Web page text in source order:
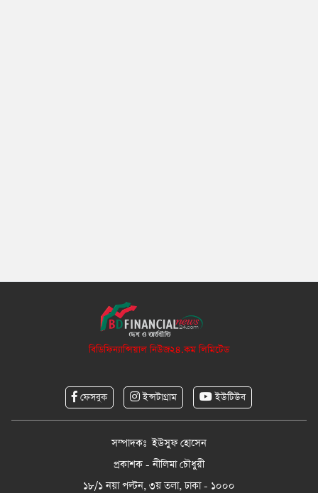
বিডিফিন্যান্সিয়াল নিউজ২৪.কম লিমিটেড
ফেসবুক ইন্সটাগ্রাম ইউটিউব
সম্পাদকঃ ইউসুফ হোসেন
প্রকাশক - নীলিমা চৌধুরী
১৮/১ নয়া পল্টন, ৩য় তলা, ঢাকা - ১০০০